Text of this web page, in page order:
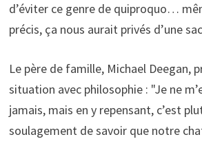
d’éviter ce genre de quiproquo…
précis, ça nous aurait privés d’une
Le père de famille, Michael Deegan,
situation avec philosophie : "Je ne
jamais, mais en y repensant, c’est
soulagement de savoir que notre